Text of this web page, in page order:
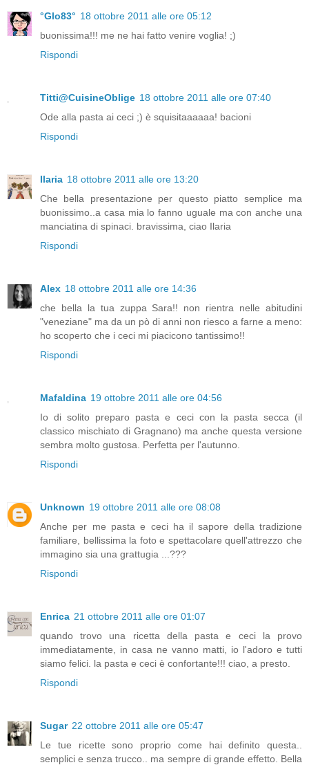
°Glo83° 18 ottobre 2011 alle ore 05:12
buonissima!!! me ne hai fatto venire voglia! ;)
Rispondi
Titti@CuisineOblige 18 ottobre 2011 alle ore 07:40
Ode alla pasta ai ceci ;) è squisitaaaaaa! bacioni
Rispondi
Ilaria 18 ottobre 2011 alle ore 13:20
Che bella presentazione per questo piatto semplice ma
buonissimo..a casa mia lo fanno uguale ma con anche una
manciatina di spinaci. bravissima, ciao Ilaria
Rispondi
Alex 18 ottobre 2011 alle ore 14:36
che bella la tua zuppa Sara!! non rientra nelle abitudini
"veneziane" ma da un pò di anni non riesco a farne a meno:
ho scoperto che i ceci mi piacicono tantissimo!!
Rispondi
Mafaldina 19 ottobre 2011 alle ore 04:56
Io di solito preparo pasta e ceci con la pasta secca (il
classico mischiato di Gragnano) ma anche questa versione
sembra molto gustosa. Perfetta per l'autunno.
Rispondi
Unknown 19 ottobre 2011 alle ore 08:08
Anche per me pasta e ceci ha il sapore della tradizione
familiare, bellissima la foto e spettacolare quell'attrezzo che
immagino sia una grattugia ...???
Rispondi
Enrica 21 ottobre 2011 alle ore 01:07
quando trovo una ricetta della pasta e ceci la provo
immediatamente, in casa ne vanno matti, io l'adoro e tutti
siamo felici. la pasta e ceci è confortante!!! ciao, a presto.
Rispondi
Sugar 22 ottobre 2011 alle ore 05:47
Le tue ricette sono proprio come hai definito questa..
semplici e senza trucco.. ma sempre di grande effetto. Bella